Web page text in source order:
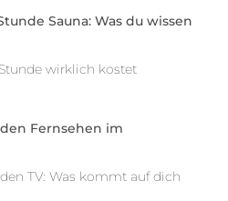
Sauna: Was du wissen
wirklich kostet
Fernsehen im
TV: Was kommt auf dich